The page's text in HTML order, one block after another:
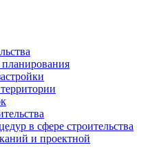
в сфере строительства
и проектной